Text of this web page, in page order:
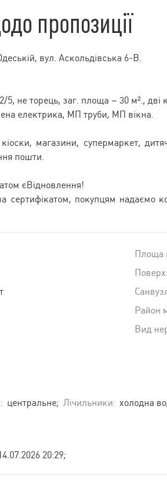
пропозиції
вул. Аскольдівська 6-В.
не торець, заг. площа – 30 м²., дві
електрика, МП труби, МП вікна.
магазини, супермаркет,
пошти.
єВідновлення!
сертифікатом, покупцям надаємо
Площа
Поверх:
Район
Вид
центральне; Лічильники: холодна
20:29;